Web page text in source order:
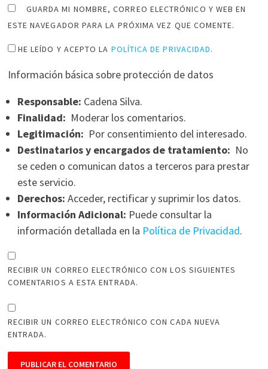
GUARDA MI NOMBRE, CORREO ELECTRÓNICO Y WEB EN
ESTE NAVEGADOR PARA LA PRÓXIMA VEZ QUE COMENTE.
HE LEÍDO Y ACEPTO LA POLÍTICA DE PRIVACIDAD.
Información básica sobre protección de datos
Responsable: Cadena Silva.
Finalidad: Moderar los comentarios.
Legitimación: Por consentimiento del interesado.
Destinatarios y encargados de tratamiento: No
se ceden o comunican datos a terceros para prestar
este servicio.
Derechos: Acceder, rectificar y suprimir los datos.
Información Adicional: Puede consultar la
información detallada en la Política de Privacidad.
RECIBIR UN CORREO ELECTRÓNICO CON LOS SIGUIENTES
COMENTARIOS A ESTA ENTRADA.
RECIBIR UN CORREO ELECTRÓNICO CON CADA NUEVA
ENTRADA.